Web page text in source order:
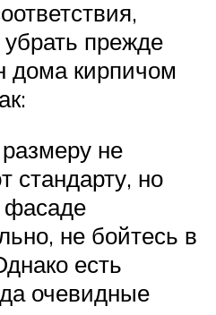
прежде
дома кирпичом
не
стандарту, но
фасаде
не бойтесь в
есть
очевидные